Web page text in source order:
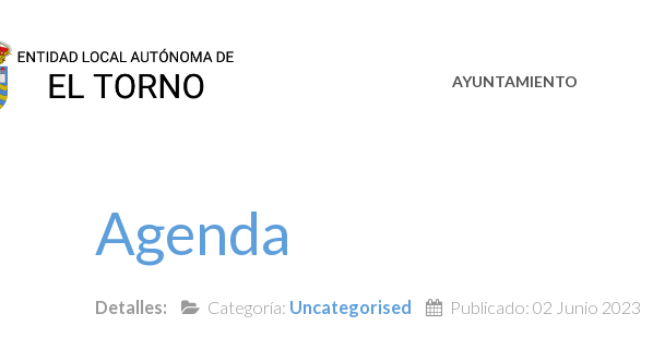
AYUNTAMIENTO
Agenda
Detalles: Categoría: Uncategorised Publicado: 02 Junio 2023